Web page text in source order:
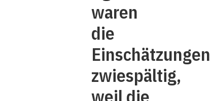
waren
die
Einschätzungen
zwiespältig,